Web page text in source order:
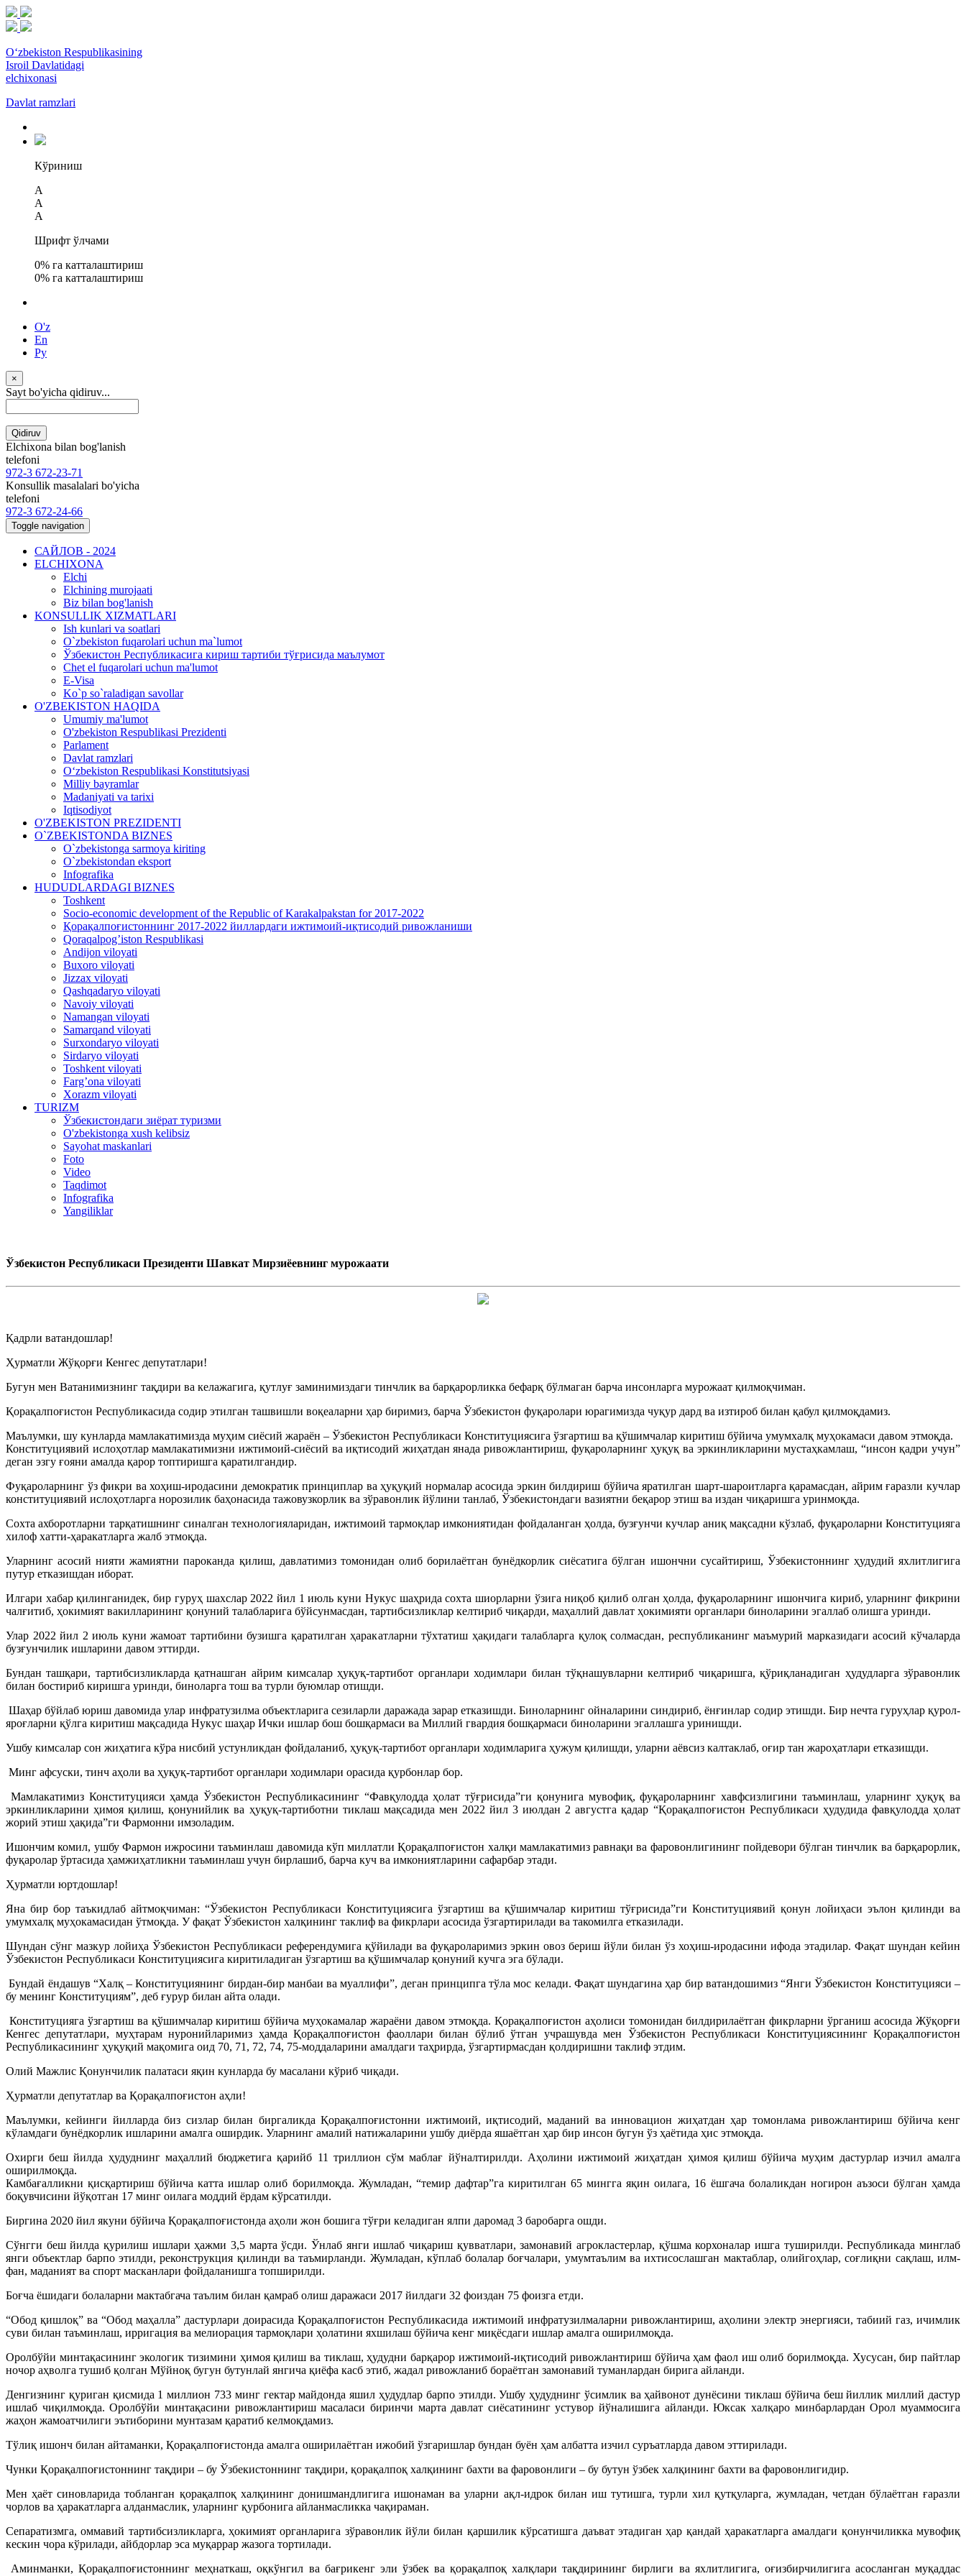
O‘zbekiston Respublikasining
Isroil Davlatidagi
elchixonasi
Davlat ramzlari
Кўриниш
A
A
A
Шрифт ўлчами
0% га катталаштириш
0% га катталаштириш
O'z
En
Ру
×
Sayt bo'yicha qidiruv...
Qidiruv
Elchixona bilan bog'lanish
telefoni
972-3 672-23-71
Konsullik masalalari bo'yicha
telefoni
972-3 672-24-66
Toggle navigation
САЙЛОВ - 2024
ELCHIXONA
Elchi
Elchining murojaati
Biz bilan bog'lanish
KONSULLIK XIZMATLARI
Ish kunlari va soatlari
O`zbekiston fuqarolari uchun ma`lumot
Ўзбекистон Республикасига кириш тартиби тўғрисида маълумот
Chet el fuqarolari uchun ma'lumot
E-Visa
Ko`p so`raladigan savollar
O'ZBEKISTON HAQIDA
Umumiy ma'lumot
O'zbekiston Respublikasi Prezidenti
Parlament
Davlat ramzlari
O‘zbekiston Respublikasi Konstitutsiyasi
Milliy bayramlar
Madaniyati va tarixi
Iqtisodiyot
O'ZBEKISTON PREZIDENTI
O`ZBEKISTONDA BIZNES
O`zbekistonga sarmoya kiriting
O`zbekistondan eksport
Infografika
HUDUDLARDAGI BIZNES
Toshkent
Socio-economic development of the Republic of Karakalpakstan for 2017-2022
Қорақалпоғистоннинг 2017-2022 йиллардаги ижтимоий-иқтисодий ривожланиши
Qoraqalpog’iston Respublikasi
Andijon viloyati
Buxoro viloyati
Jizzax viloyati
Qashqadaryo viloyati
Navoiy viloyati
Namangan viloyati
Samarqand viloyati
Surxondaryo viloyati
Sirdaryo viloyati
Toshkent viloyati
Farg’ona viloyati
Xorazm viloyati
TURIZM
Ўзбекистондаги зиёрат туризми
O'zbekistonga xush kelibsiz
Sayohat maskanlari
Foto
Video
Taqdimot
Infografika
Yangiliklar
Ўзбекистон Республикаси Президенти Шавкат Мирзиёевнинг мурожаати
Қадрли ватандошлар!
Ҳурматли Жўқорғи Кенгес депутатлари!
Бугун мен Ватанимизнинг тақдири ва келажагига, қутлуғ заминимиздаги тинчлик ва барқарорликка бефарқ бўлмаган барча инсонларга мурожаат қилмоқчиман.
Қорақалпоғистон Республикасида содир этилган ташвишли воқеаларни ҳар биримиз, барча Ўзбекистон фуқаролари юрагимизда чуқур дард ва изтироб билан қабул қилмоқдамиз.
Маълумки, шу кунларда мамлакатимизда муҳим сиёсий жараён – Ўзбекистон Республикаси Конституциясига ўзгартиш ва қўшимчалар киритиш бўйича умумхалқ муҳокамаси давом этмоқда.
Конституциявий ислоҳотлар мамлакатимизни ижтимоий-сиёсий ва иқтисодий жиҳатдан янада ривожлантириш, фуқароларнинг ҳуқуқ ва эркинликларини мустаҳкамлаш, “инсон қадри учун”
деган эзгу ғояни амалда қарор топтиришга қаратилгандир.
Фуқароларнинг ўз фикри ва хоҳиш-иродасини демократик принциплар ва ҳуқуқий нормалар асосида эркин билдириш бўйича яратилган шарт-шароитларга қарамасдан, айрим ғаразли кучлар
конституциявий ислоҳотларга норозилик баҳонасида тажовузкорлик ва зўравонлик йўлини танлаб, Ўзбекистондаги вазиятни беқарор этиш ва издан чиқаришга уринмоқда.
Сохта ахборотларни тарқатишнинг синалган технологияларидан, ижтимоий тармоқлар имкониятидан фойдаланган ҳолда, бузғунчи кучлар аниқ мақсадни кўзлаб, фуқароларни Конституцияга
хилоф хатти-ҳаракатларга жалб этмоқда.
Уларнинг асосий нияти жамиятни пароканда қилиш, давлатимиз томонидан олиб борилаётган бунёдкорлик сиёсатига бўлган ишончни сусайтириш, Ўзбекистоннинг ҳудудий яхлитлигига
путур етказишдан иборат.
Илгари хабар қилинганидек, бир гуруҳ шахслар 2022 йил 1 июль куни Нукус шаҳрида сохта шиорларни ўзига ниқоб қилиб олган ҳолда, фуқароларнинг ишончига кириб, уларнинг фикрини
чалғитиб, ҳокимият вакилларининг қонуний талабларига бўйсунмасдан, тартибсизликлар келтириб чиқарди, маҳаллий давлат ҳокимияти органлари биноларини эгаллаб олишга уринди.
Улар 2022 йил 2 июль куни жамоат тартибини бузишга қаратилган ҳаракатларни тўхтатиш ҳақидаги талабларга қулоқ солмасдан, республиканинг маъмурий марказидаги асосий кўчаларда
бузғунчилик ишларини давом эттирди.
Бундан ташқари, тартибсизликларда қатнашган айрим кимсалар ҳуқуқ-тартибот органлари ходимлари билан тўқнашувларни келтириб чиқаришга, қўриқланадиган ҳудудларга зўравонлик
билан бостириб киришга уринди, биноларга тош ва турли буюмлар отишди.
Шаҳар бўйлаб юриш давомида улар инфратузилма объектларига сезиларли даражада зарар етказишди. Биноларнинг ойналарини синдириб, ёнғинлар содир этишди. Бир нечта гуруҳлар қурол-
яроғларни қўлга киритиш мақсадида Нукус шаҳар Ички ишлар бош бошқармаси ва Миллий гвардия бошқармаси биноларини эгаллашга уринишди.
Ушбу кимсалар сон жиҳатига кўра нисбий устунликдан фойдаланиб, ҳуқуқ-тартибот органлари ходимларига ҳужум қилишди, уларни аёвсиз калтаклаб, оғир тан жароҳатлари етказишди.
Минг афсуски, тинч аҳоли ва ҳуқуқ-тартибот органлари ходимлари орасида қурбонлар бор.
Мамлакатимиз Конституцияси ҳамда Ўзбекистон Республикасининг “Фавқулодда ҳолат тўғрисида”ги қонунига мувофиқ, фуқароларнинг хавфсизлигини таъминлаш, уларнинг ҳуқуқ ва
эркинликларини ҳимоя қилиш, қонунийлик ва ҳуқуқ-тартиботни тиклаш мақсадида мен 2022 йил 3 июлдан 2 августга қадар “Қорақалпоғистон Республикаси ҳудудида фавқулодда ҳолат
жорий этиш ҳақида”ги Фармонни имзоладим.
Ишончим комил, ушбу Фармон ижросини таъминлаш давомида кўп миллатли Қорақалпоғистон халқи мамлакатимиз равнақи ва фаровонлигининг пойдевори бўлган тинчлик ва барқарорлик,
фуқаролар ўртасида ҳамжиҳатликни таъминлаш учун бирлашиб, барча куч ва имкониятларини сафарбар этади.
Ҳурматли юртдошлар!
Яна бир бор таъкидлаб айтмоқчиман: “Ўзбекистон Республикаси Конституциясига ўзгартиш ва қўшимчалар киритиш тўғрисида”ги Конституциявий қонун лойиҳаси эълон қилинди ва
умумхалқ муҳокамасидан ўтмоқда. У фақат Ўзбекистон халқининг таклиф ва фикрлари асосида ўзгартирилади ва такомилга етказилади.
Шундан сўнг мазкур лойиҳа Ўзбекистон Республикаси референдумига қўйилади ва фуқароларимиз эркин овоз бериш йўли билан ўз хоҳиш-иродасини ифода этадилар. Фақат шундан кейин
Ўзбекистон Республикаси Конституциясига киритиладиган ўзгартиш ва қўшимчалар қонуний кучга эга бўлади.
Бундай ёндашув “Халқ – Конституциянинг бирдан-бир манбаи ва муаллифи”, деган принципга тўла мос келади. Фақат шундагина ҳар бир ватандошимиз “Янги Ўзбекистон Конституцияси –
бу менинг Конституциям”, деб ғурур билан айта олади.
Конституцияга ўзгартиш ва қўшимчалар киритиш бўйича муҳокамалар жараёни давом этмоқда. Қорақалпоғистон аҳолиси томонидан билдирилаётган фикрларни ўрганиш асосида Жўқорғи
Кенгес депутатлари, муҳтарам нуронийларимиз ҳамда Қорақалпоғистон фаоллари билан бўлиб ўтган учрашувда мен Ўзбекистон Республикаси Конституциясининг Қорақалпоғистон
Республикасининг ҳуқуқий мақомига оид 70, 71, 72, 74, 75-моддаларини амалдаги таҳрирда, ўзгартирмасдан қолдиришни таклиф этдим.
Олий Мажлис Қонунчилик палатаси яқин кунларда бу масалани кўриб чиқади.
Ҳурматли депутатлар ва Қорақалпоғистон аҳли!
Маълумки, кейинги йилларда биз сизлар билан биргаликда Қорақалпоғистонни ижтимоий, иқтисодий, маданий ва инновацион жиҳатдан ҳар томонлама ривожлантириш бўйича кенг
кўламдаги бунёдкорлик ишларини амалга оширдик. Уларнинг амалий натижаларини ушбу диёрда яшаётган ҳар бир инсон бугун ўз ҳаётида ҳис этмоқда.
Охирги беш йилда ҳудуднинг маҳаллий бюджетига қарийб 11 триллион сўм маблағ йўналтирилди. Аҳолини ижтимоий жиҳатдан ҳимоя қилиш бўйича муҳим дастурлар изчил амалга
оширилмоқда.
Камбағалликни қисқартириш бўйича катта ишлар олиб борилмоқда. Жумладан, “темир дафтар”га киритилган 65 мингга яқин оилага, 16 ёшгача болаликдан ногирон аъзоси бўлган ҳамда
боқувчисини йўқотган 17 минг оилага моддий ёрдам кўрсатилди.
Биргина 2020 йил якуни бўйича Қорақалпоғистонда аҳоли жон бошига тўғри келадиган ялпи даромад 3 баробарга ошди.
Сўнгги беш йилда қурилиш ишлари ҳажми 3,5 марта ўсди. Ўнлаб янги ишлаб чиқариш қувватлари, замонавий агрокластерлар, қўшма корхоналар ишга туширилди. Республикада минглаб
янги объектлар барпо этилди, реконструкция қилинди ва таъмирланди. Жумладан, кўплаб болалар боғчалари, умумтаълим ва ихтисослашган мактаблар, олийгоҳлар, соғлиқни сақлаш, илм-
фан, маданият ва спорт масканлари фойдаланишга топширилди.
Боғча ёшидаги болаларни мактабгача таълим билан қамраб олиш даражаси 2017 йилдаги 32 фоиздан 75 фоизга етди.
“Обод қишлоқ” ва “Обод маҳалла” дастурлари доирасида Қорақалпоғистон Республикасида ижтимоий инфратузилмаларни ривожлантириш, аҳолини электр энергияси, табиий газ, ичимлик
суви билан таъминлаш, ирригация ва мелиорация тармоқлари ҳолатини яхшилаш бўйича кенг миқёсдаги ишлар амалга оширилмоқда.
Оролбўйи минтақасининг экологик тизимини ҳимоя қилиш ва тиклаш, ҳудудни барқарор ижтимоий-иқтисодий ривожлантириш бўйича ҳам фаол иш олиб борилмоқда. Хусусан, бир пайтлар
ночор аҳволга тушиб қолган Мўйноқ бугун бутунлай янгича қиёфа касб этиб, жадал ривожланиб бораётган замонавий туманлардан бирига айланди.
Денгизнинг қуриган қисмида 1 миллион 733 минг гектар майдонда яшил ҳудудлар барпо этилди. Ушбу ҳудуднинг ўсимлик ва ҳайвонот дунёсини тиклаш бўйича беш йиллик миллий дастур
ишлаб чиқилмоқда. Оролбўйи минтақасини ривожлантириш масаласи биринчи марта давлат сиёсатининг устувор йўналишига айланди. Юксак халқаро минбарлардан Орол муаммосига
жаҳон жамоатчилиги эътиборини мунтазам қаратиб келмоқдамиз.
Тўлиқ ишонч билан айтаманки, Қорақалпоғистонда амалга оширилаётган ижобий ўзгаришлар бундан буён ҳам албатта изчил суръатларда давом эттирилади.
Чунки Қорақалпоғистоннинг тақдири – бу Ўзбекистоннинг тақдири, қорақалпоқ халқининг бахти ва фаровонлиги – бу бутун ўзбек халқининг бахти ва фаровонлигидир.
Мен ҳаёт синовларида тобланган қорақалпоқ халқининг донишмандлигига ишонаман ва уларни ақл-идрок билан иш тутишга, турли хил қутқуларга, жумладан, четдан бўлаётган ғаразли
чорлов ва ҳаракатларга алданмаслик, уларнинг қурбонига айланмасликка чақираман.
Сепаратизмга, оммавий тартибсизликларга, ҳокимият органларига зўравонлик йўли билан қаршилик кўрсатишга даъват этадиган ҳар қандай ҳаракатларга амалдаги қонунчиликка мувофиқ
кескин чора кўрилади, айбдорлар эса муқаррар жазога тортилади.
Аминманки, Қорақалпоғистоннинг меҳнаткаш, оқкўнгил ва бағрикенг эли ўзбек ва қорақалпоқ халқлари тақдирининг бирлиги ва яхлитлигига, оғизбирчилигига асосланган муқаддас